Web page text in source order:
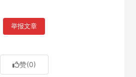
举报文章
赞(0)